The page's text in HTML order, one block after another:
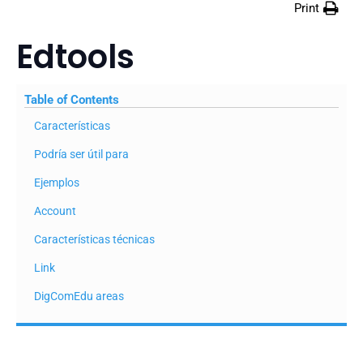
Print
Edtools
Table of Contents
Características
Podría ser útil para
Ejemplos
Account
Características técnicas
Link
DigComEdu areas